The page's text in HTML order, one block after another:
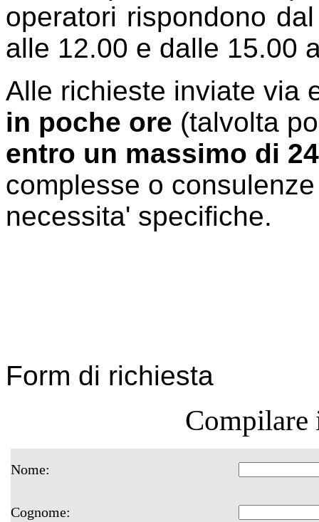
operatori rispondono
alle 12.00 e dalle 15.00
Alle richieste inviate via
in poche ore (talvolta
entro un massimo di 24
complesse o
necessita' specifiche.
Form di richiesta
Nome:
Cognome: